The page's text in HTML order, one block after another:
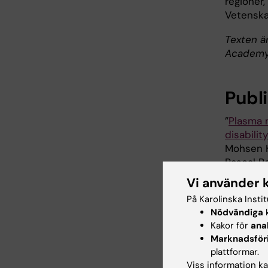
Texten
”
Mohsen
Pascal
Piehl,
maj,
Tags
Vi använder
På Karolinska
Nödvändiga
Kakor för
plattformar.
Viss information